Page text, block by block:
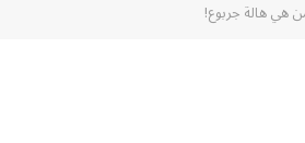
هي هالة جربوع!